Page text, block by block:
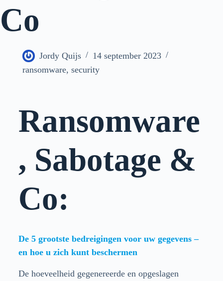
Co
Jordy Quijs
14 september 2023
ransomware, security
Ransomware
, Sabotage &
Co:
De 5 grootste bedreigingen voor uw gegevens –
en hoe u zich kunt beschermen
De hoeveelheid gegenereerde en opgeslagen